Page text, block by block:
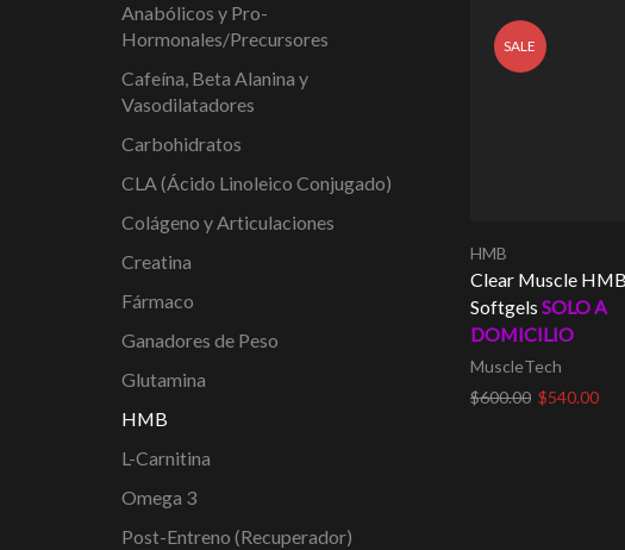
SALE
HMB
Clear Muscle
Softgels SOLO A
DOMICILIO
MuscleTech
$600.00 El
$540.00El
Anabólicos y Pro-
Hormonales/Precursores
Cafeína, Beta Alanina y
Vasodilatadores
Carbohidratos
CLA (Ácido Linoleico Conjugado)
Colágeno y Articulaciones
Creatina
Fármaco
Ganadores de Peso
Glutamina
HMB
L-Carnitina
Omega 3
Post-Entreno (Recuperador)